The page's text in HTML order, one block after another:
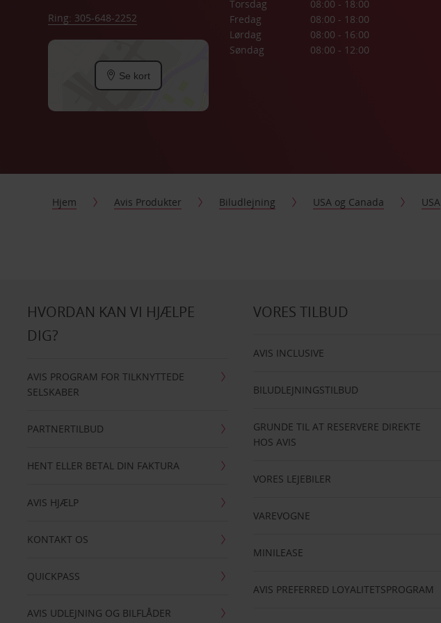
Ring: 305-648-2252
Se kort
Torsdag
08:00 - 18:00
Fredag
08:00 - 18:00
Lørdag
08:00 - 16:00
Søndag
08:00 - 12:00
Hjem Avis Produkter Biludlejning USA og Canada USA
HVORDAN KAN VI HJÆLPE
DIG?
AVIS PROGRAM FOR TILKNYTTEDE
SELSKABER
PARTNERTILBUD
HENT ELLER BETAL DIN FAKTURA
AVIS HJÆLP
KONTAKT OS
QUICKPASS
AVIS UDLEJNING OG BILFLÅDER
VORES TILBUD
AVIS INCLUSIVE
BILUDLEJNINGSTILBUD
GRUNDE TIL AT RESERVERE DIREKTE
HOS AVIS
VORES LEJEBILER
VAREVOGNE
MINILEASE
AVIS PREFERRED LOYALITETSPROGRAM